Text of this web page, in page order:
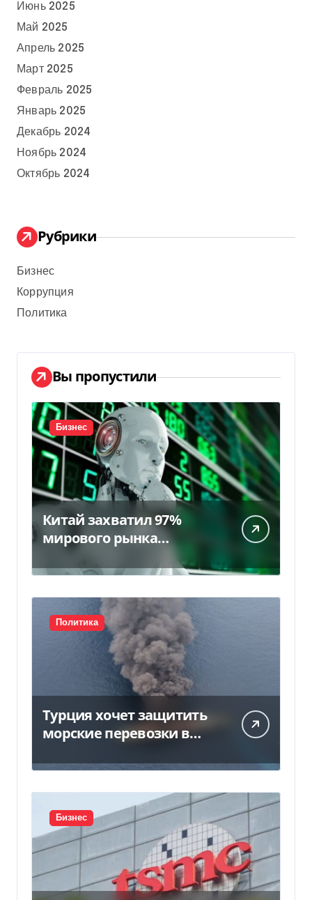
Июнь 2025
Май 2025
Апрель 2025
Март 2025
Февраль 2025
Январь 2025
Декабрь 2024
Ноябрь 2024
Октябрь 2024
Рубрики
Бизнес
Коррупция
Политика
Вы пропустили
Бизнес
Китай захватил 97%
мирового рынка
гуманоидных роботов
Политика
Турция хочет защитить
морские перевозки в
предложение отправили
в Россию
Бизнес